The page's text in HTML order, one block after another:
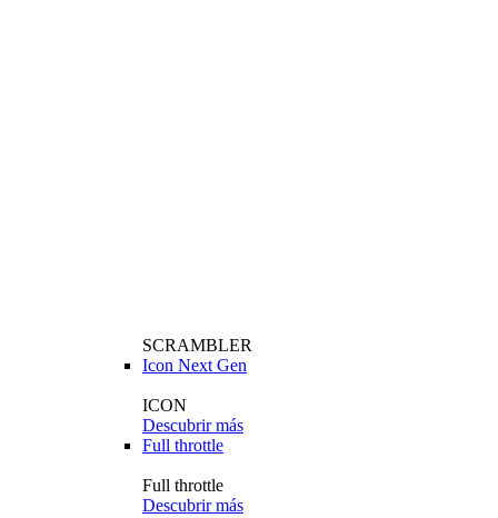
SCRAMBLER
Icon Next Gen
ICON
Descubrir más
Full throttle
Full throttle
Descubrir más